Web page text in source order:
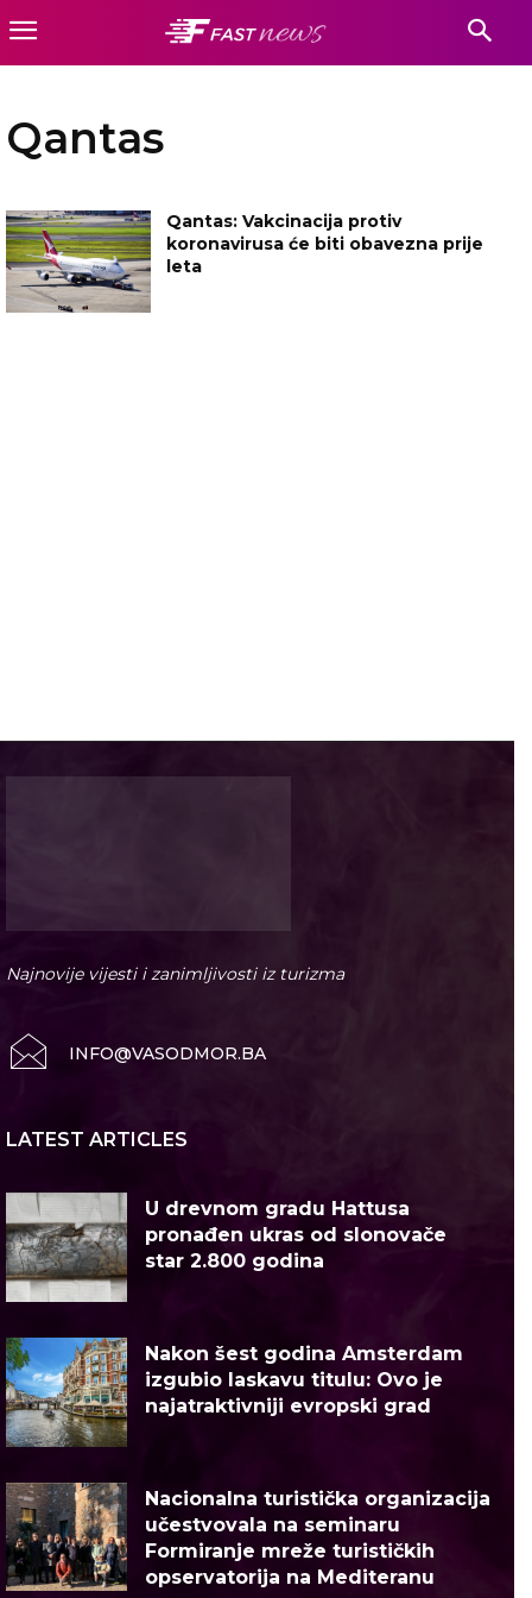
Qantas
Qantas: Vakcinacija protiv
koronavirusa će biti obavezna prije
leta
Najnovije vijesti i zanimljivosti iz turizma
INFO@VASODMOR.BA
LATEST ARTICLES
U drevnom gradu Hattusa
pronađen ukras od slonovače
star 2.800 godina
Nakon šest godina Amsterdam
izgubio laskavu titulu: Ovo je
najatraktivniji evropski grad
Nacionalna turistička organizacija
učestvovala na seminaru
Formiranje mreže turističkih
opservatorija na Mediteranu